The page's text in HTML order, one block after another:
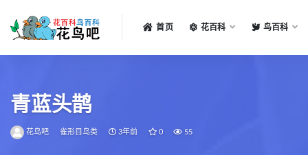
首页 花百科 鸟百科
青蓝头鹊
花鸟吧 雀形目鸟类 3年前 0 55